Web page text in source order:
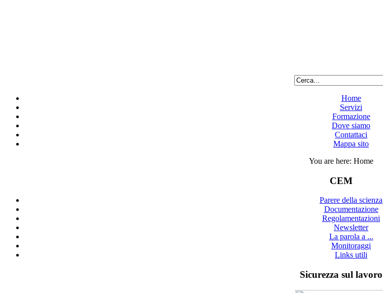
Home
Servizi
Formazione
Dove siamo
Contattaci
Mappa sito
You are here: Home
CEM
Parere della scienza
Documentazione
Regolamentazioni
Newsletter
La parola a ...
Monitoraggi
Links utili
Sicurezza sul lavoro